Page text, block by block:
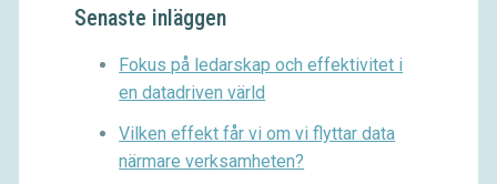
Senaste inläggen
Fokus på ledarskap och effektivitet i
en datadriven värld
Vilken effekt får vi om vi flyttar data
närmare verksamheten?